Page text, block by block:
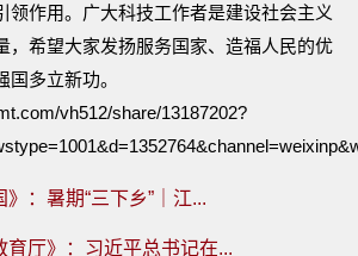
领作用。广大科技工作者是建设社会主义
，希望大家发扬服务国家、造福人民的优
多立新功。
vh512/share/13187202?
》：暑期“三下乡”｜江...
育厅》：习近平总书记在...